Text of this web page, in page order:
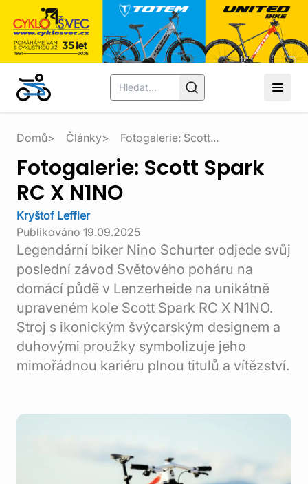
Domů Články Fotogalerie: Scott...
Fotogalerie: Scott Spark
RC X N1NO
Kryštof Leffler
Publikováno 19.09.2025
Legendární biker Nino Schurter odjede svůj
poslední závod Světového poháru na
domácí půdě v Lenzerheide na unikátně
upraveném kole Scott Spark RC X N1NO.
Stroj s ikonickým švýcarským designem a
duhovými proužky symbolizuje jeho
mimořádnou kariéru plnou titulů a vítězství.